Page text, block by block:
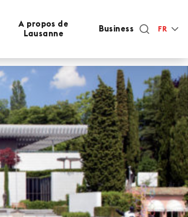
A propos de
Lausanne
Business FR